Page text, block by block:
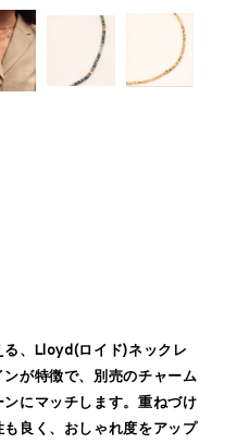
、Lloyd(ロイド)ネックレ
が特徴で、別売のチャーム
にマッチします。重ねづけ
良く、おしゃれ度をアップ